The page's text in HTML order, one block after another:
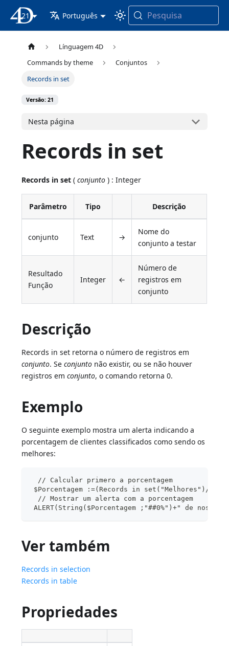
Documentação 4D
21 Português Pesquisa
Línguagem 4D
Commands by theme
Conjuntos
Records in set
Versão: 21
Nesta página
Records in set
Records in set (conjunto ) : Integer
Parâmetro Tipo Descrição
conjunto Text →
Nome do
conjunto a testar
Resultado
Função
Integer ←
Número de
registros em
conjunto
Descrição
Records in set retorna o número de registros em
conjunto. Seconjunto não existir, ou se não houver
registros emconjunto, o comando retorna 0.
Exemplo
O seguinte exemplo mostra um alerta indicando a
porcentagem de clientes classificados como sendo os
melhores:
// Calcular primero a porcentagem
$Porcentagem :=(Records in set("Melhores")/
// Mostrar um alerta com a porcentagem
ALERT(String($Porcentagem ;"##0%")+" de
Ver também
Records in selection
Records in table
Propriedades